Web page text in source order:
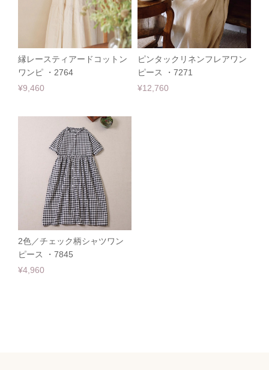
縁レースティアードコットン
ワンピ ・2764
¥9,460
ピンタックリネンフレアワン
ピース ・7271
¥12,760
2色／チェック柄シャツワン
ピース ・7845
¥4,960